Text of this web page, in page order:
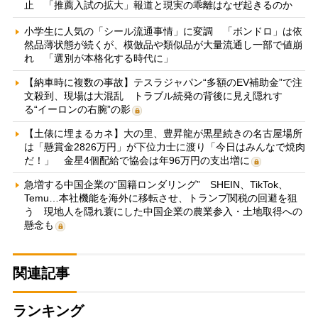
止 「推薦入試の拡大」報道と現実の乖離はなぜ起きるのか
小学生に人気の「シール流通事情」に変調 「ボンドロ」は依
然品薄状態が続くが、模倣品や類似品が大量流通し一部で値崩
れ 「選別が本格化する時代に」
【納車時に複数の事故】テスラジャパン“多額のEV補助金”で注
文殺到、現場は大混乱 トラブル続発の背後に見え隠れす
る“イーロンの右腕”の影
【土俵に埋まるカネ】大の里、豊昇龍が黒星続きの名古屋場所
は「懸賞金2826万円」が下位力士に渡り「今日はみんなで焼肉
だ！」 金星4個配給で協会は年96万円の支出増に
急増する中国企業の“国籍ロンダリング” SHEIN、TikTok、
Temu…本社機能を海外に移転させ、トランプ関税の回避を狙
う 現地人を隠れ蓑にした中国企業の農業参入・土地取得への
懸念も
関連記事
ランキング